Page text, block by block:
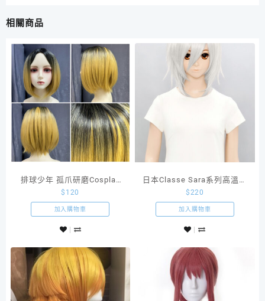
相關商品
排球少年 孤爪研磨Cosplay
造型款金黑漸變中分短髮
$ 120
加入購物車
日本Classe Sara系列高溫絲
假髮Wolf狼系短髮亮銀白色
SS01
$220
加入購物車